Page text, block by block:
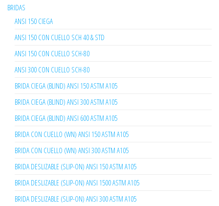
BRIDAS
ANSI 150 CIEGA
ANSI 150 CON CUELLO SCH 40 & STD
ANSI 150 CON CUELLO SCH-80
ANSI 300 CON CUELLO SCH-80
BRIDA CIEGA (BLIND) ANSI 150 ASTM A105
BRIDA CIEGA (BLIND) ANSI 300 ASTM A105
BRIDA CIEGA (BLIND) ANSI 600 ASTM A105
BRIDA CON CUELLO (WN) ANSI 150 ASTM A105
BRIDA CON CUELLO (WN) ANSI 300 ASTM A105
BRIDA DESLIZABLE (SLIP-ON) ANSI 150 ASTM A105
BRIDA DESLIZABLE (SLIP-ON) ANSI 1500 ASTM A105
BRIDA DESLIZABLE (SLIP-ON) ANSI 300 ASTM A105